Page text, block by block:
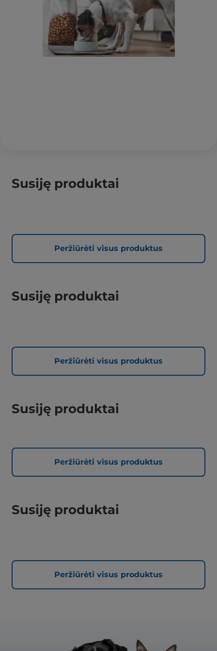
Susiję produktai
Peržiūrėti visus produktus
Susiję produktai
Peržiūrėti visus produktus
Susiję produktai
Peržiūrėti visus produktus
Susiję produktai
Peržiūrėti visus produktus